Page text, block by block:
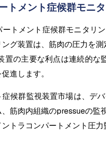
トメント症候群モニ
トメント症候群モニタリ
ング装置は、筋肉の圧力を
置の主要な利点は連続的
進します。
症候群監視装置市場は、デ
筋肉内組織のpressueの
トラコンパートメント圧力